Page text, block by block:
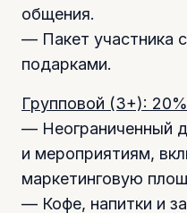
общения.
— Пакет участника
подарками.
Групповой (3+):
— Неограниченный
и мероприятиям,
маркетинговую
— Кофе, напитки и